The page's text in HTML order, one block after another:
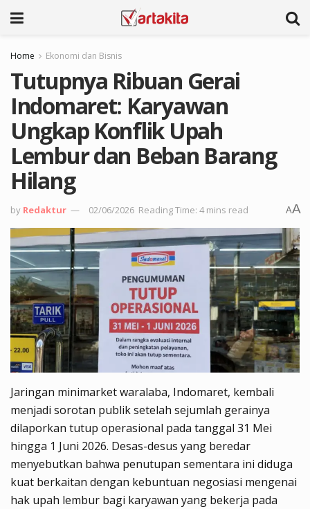
Home Ekonomi dan Bisnis
Tutupnya Ribuan Gerai
Indomaret: Karyawan
Ungkap Konflik Upah
Lembur dan Beban Barang
Hilang
by Redaktur 02/06/2026 Reading Time: 4 mins read AA
Jaringan minimarket waralaba, Indomaret, kembali
menjadi sorotan publik setelah sejumlah gerainya
dilaporkan tutup operasional pada tanggal 31 Mei
hingga 1 Juni 2026. Desas-desus yang beredar
menyebutkan bahwa penutupan sementara ini diduga
kuat berkaitan dengan kebuntuan negosiasi mengenai
hak upah lembur bagi karyawan yang bekerja pada